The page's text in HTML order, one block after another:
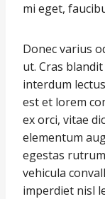
mi eget,
Donec varius
ut. Cras
interdum
est et lorem
ex orci, vitae
elementum
egestas
vehicula
imperdiet nisl